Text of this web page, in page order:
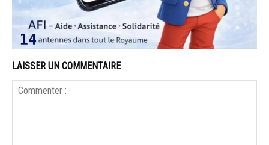
LAISSER UN COMMENTAIRE